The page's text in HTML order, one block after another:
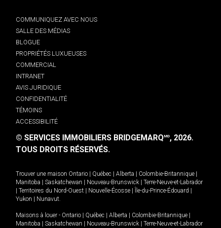
COMMUNIQUEZ AVEC NOUS
SALLE DES MÉDIAS
BLOGUE
PROPRIÉTÉS LUXUEUSES
COMMERCIAL
INTRANET
AVIS JURIDIQUE
CONFIDENTIALITÉ
TÉMOINS
ACCESSIBILITÉ
© SERVICES IMMOBILIERS BRIDGEMARQMD, 2026.
TOUS DROITS RÉSERVÉS.
Trouver une maison Ontario Québec Alberta Colombie-Britannique
Manitoba
Saskatchewan Nouveau-Brunswick
Terre-Neuve-et-Labrador
Territoires du Nord-Ouest Nouvelle-Écosse Île-du-Prince-Édouard
Yukon
Nunavut.
Maisons à louer - Ontario Québec Alberta Colombie-Britannique
Manitoba
Saskatchewan Nouveau-Brunswick
Terre-Neuve-et-Labrador